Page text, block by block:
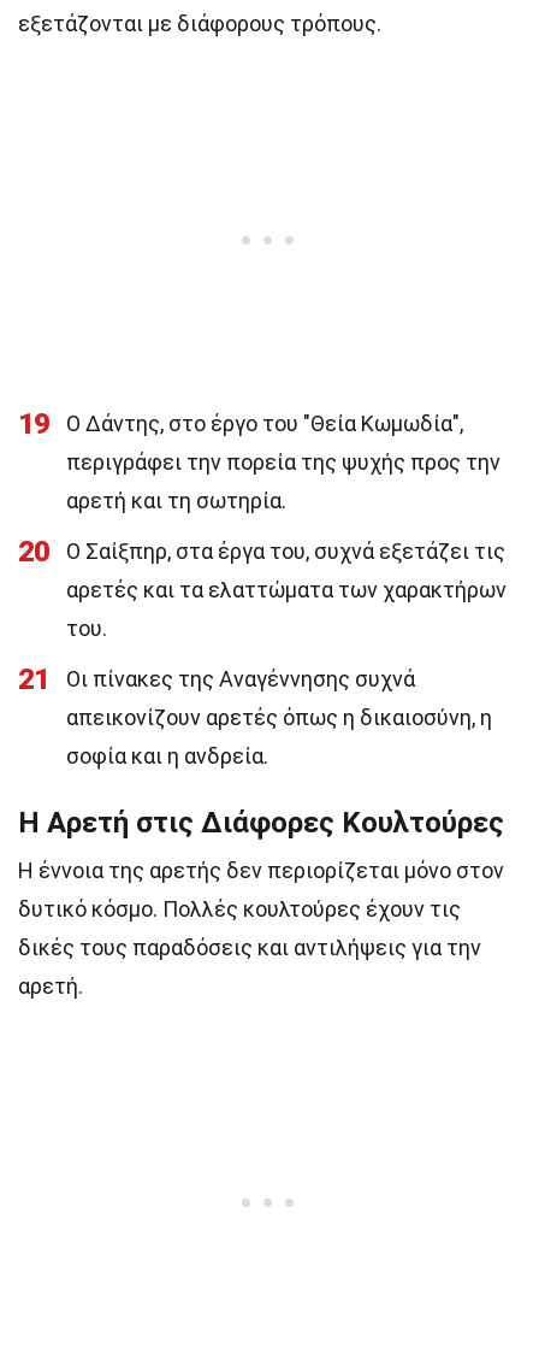
εξετάζονται με διάφορους τρόπους.
19
Ο Δάντης, στο έργο του "Θεία Κωμωδία",
περιγράφει την πορεία της ψυχής προς την
αρετή και τη σωτηρία.
20
Ο Σαίξπηρ, στα έργα του, συχνά εξετάζει τις
αρετές και τα ελαττώματα των χαρακτήρων
του.
21
Οι πίνακες της Αναγέννησης συχνά
απεικονίζουν αρετές όπως η δικαιοσύνη, η
σοφία και η ανδρεία.
Η Αρετή στις Διάφορες Κουλτούρες
Η έννοια της αρετής δεν περιορίζεται μόνο στον
δυτικό κόσμο. Πολλές κουλτούρες έχουν τις
δικές τους παραδόσεις και αντιλήψεις για την
αρετή.